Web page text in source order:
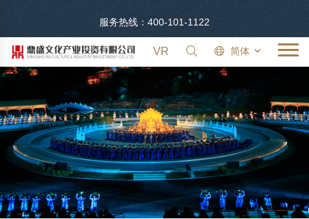
服务热线：400-101-1122
VR 简体